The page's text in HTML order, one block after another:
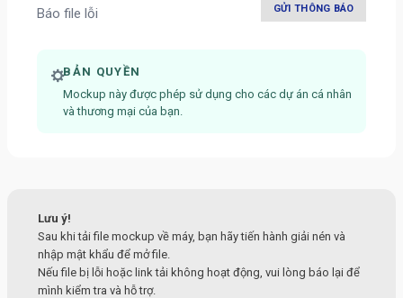
Báo file lỗi GỬI THÔNG BÁO
BẢN QUYỀN
Mockup này được phép sử dụng cho các dự án cá nhân
và thương mại của bạn.
Lưu ý!
Sau khi tải file mockup về máy, bạn hãy tiến hành giải nén và
nhập mật khẩu để mở file.
Nếu file bị lỗi hoặc link tải không hoạt động, vui lòng báo lại để
mình kiểm tra và hỗ trợ.